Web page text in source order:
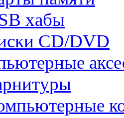
хабы
CD/DVD